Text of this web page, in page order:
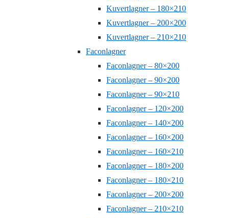
Kuvertlagner – 180×210
Kuvertlagner – 200×200
Kuvertlagner – 210×210
Faconlagner
Faconlagner – 80×200
Faconlagner – 90×200
Faconlagner – 90×210
Faconlagner – 120×200
Faconlagner – 140×200
Faconlagner – 160×200
Faconlagner – 160×210
Faconlagner – 180×200
Faconlagner – 180×210
Faconlagner – 200×200
Faconlagner – 210×210